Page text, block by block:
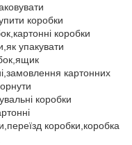
коробки
коробки
упакувати
картонних
коробки
коробки,коробка